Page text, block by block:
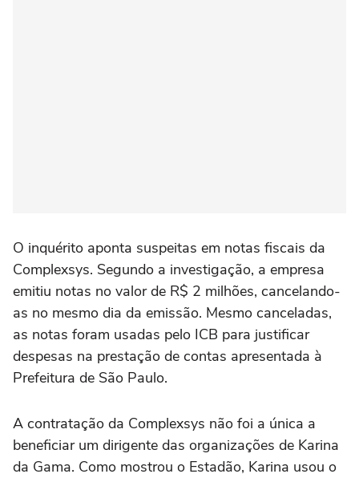
O inquérito aponta suspeitas em notas fiscais da
Complexsys. Segundo a investigação, a empresa
emitiu notas no valor de R$ 2 milhões, cancelando-
as no mesmo dia da emissão. Mesmo canceladas,
as notas foram usadas pelo ICB para justificar
despesas na prestação de contas apresentada à
Prefeitura de São Paulo.
A contratação da Complexsys não foi a única a
beneficiar um dirigente das organizações de Karina
da Gama. Como mostrou o Estadão, Karina usou o